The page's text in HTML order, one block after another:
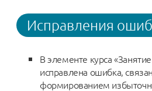
Исправления
В элементе курса
исправлена ошибка,
формированием